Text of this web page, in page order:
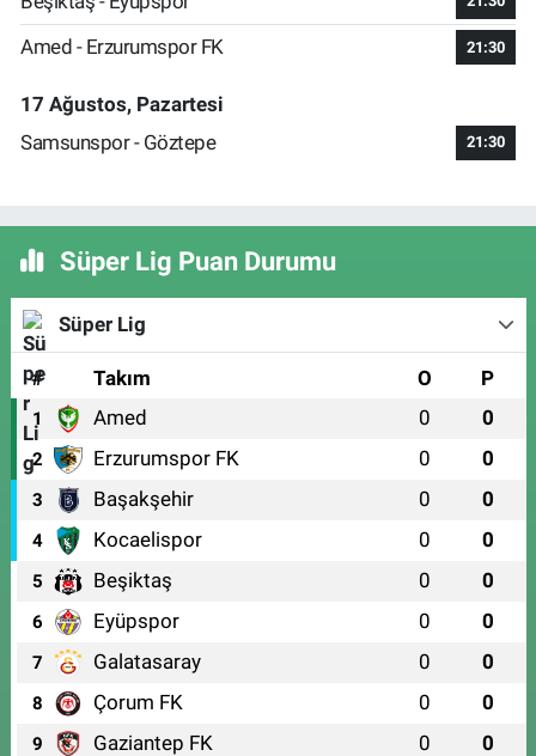
Amed - Erzurumspor FK 21:30
17 Ağustos, Pazartesi
Samsunspor - Göztepe
21:30
Süper Lig Puan Durumu
Süper Lig
# Takım O P
1 Amed 0 0
2 Erzurumspor FK 0 0
3 Başakşehir 0 0
4 Kocaelispor 0 0
5 Beşiktaş 0 0
6 Eyüpspor 0 0
7 Galatasaray 0 0
8 Çorum FK 0 0
9 Gaziantep FK 0 0